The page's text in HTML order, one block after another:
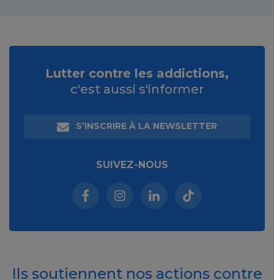
Lutter contre les addictions,
c'est aussi s'informer
S’INSCRIRE À LA NEWSLETTER
SUIVEZ-NOUS
Facebook (nouvelle fenêtre)
Instagram (nouvelle fenêtre)
Linkedin (nouvelle
Tiktok (nouvelle
Ils soutiennent nos actions contre